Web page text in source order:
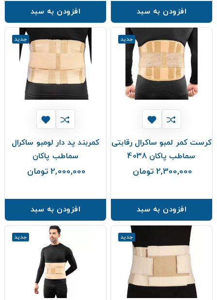
افزودن به سبد افزودن به سبد
جدید
کرست کمر لمبو ساکرال رقابتی
سماطب پاکان 4038
2,300,000 تومان
افزودن به سبد
جدید
کمربند پد دار لومبو ساکرال
سماطب پاکان
2,000,000 تومان
افزودن به سبد
جدید جدید